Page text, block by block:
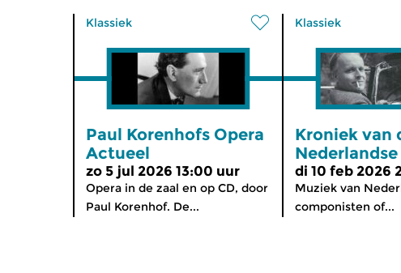
Klassiek
Paul Korenhofs Opera
Actueel
zo 5 jul 2026 13:00 uur
Opera in de zaal en op CD, door
Paul Korenhof. De...
Klassiek
Kroniek van
di 10 feb 2026
Muziek van
componisten of...